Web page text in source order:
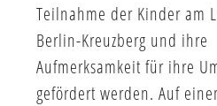
Teilnahme der Kinder am
Berlin-Kreuzberg und ihre
Aufmerksamkeit für ihre
gefördert werden. Auf